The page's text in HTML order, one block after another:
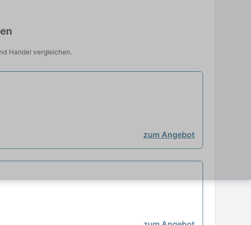
Handel vergleichen.
zum Angebot